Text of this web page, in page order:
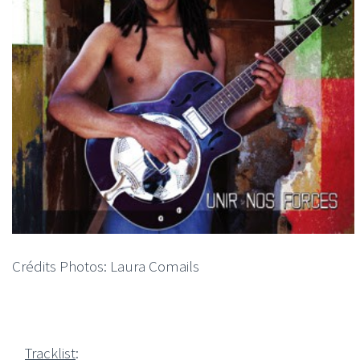
Crédits Photos: Laura Comails
Tracklist: